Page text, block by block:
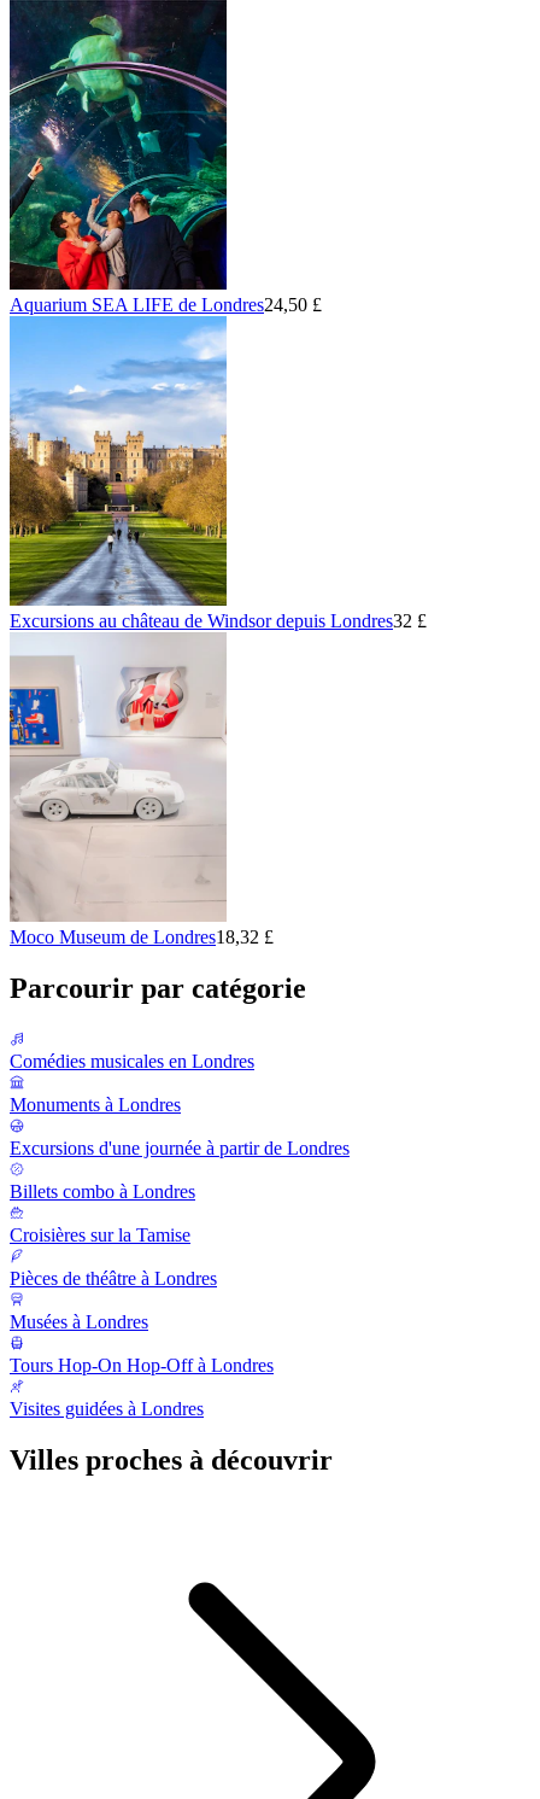
Aquarium SEA LIFE de Londres24,50 £
Excursions au château de Windsor depuis Londres32 £
Moco Museum de Londres18,32 £
Parcourir par catégorie
Comédies musicales en Londres
Monuments à Londres
Excursions d'une journée à partir de Londres
Billets combo à Londres
Croisières sur la Tamise
Pièces de théâtre à Londres
Musées à Londres
Tours Hop-On Hop-Off à Londres
Visites guidées à Londres
Villes proches à découvrir